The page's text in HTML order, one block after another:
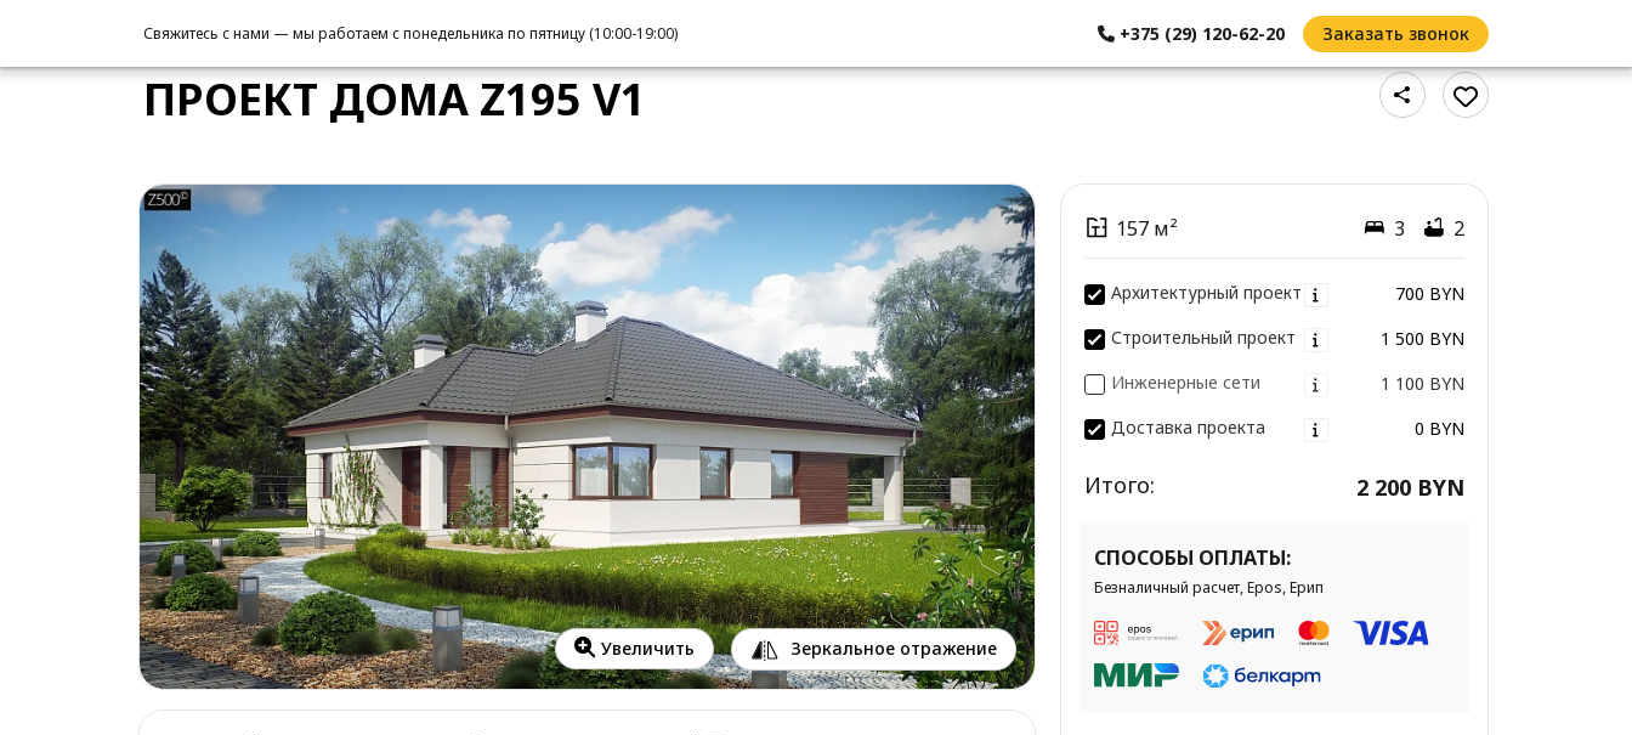
Свяжитесь с нами — мы работаем с понедельника по пятницу (10:00-19:00) +375 (29) 120-62-20 Заказать звонок
/ Проекты домов / Проект дома Z195 v1
ПРОЕКТ ДОМА Z195 V1
Увеличить Зеркальное отражение
157 м² 3 2
Архитектурный проект
700 BYN
Строительный проект
1 500 BYN
Инженерные сети
1 100 BYN
Доставка проекта
0 BYN
Итого: 2 200 BYN
СПОСОБЫ ОПЛАТЫ:
Безналичный расчет, Epos, Ерип